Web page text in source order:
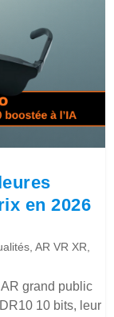
en 2026
,AR VR XR,
grand public
10 bits, leur